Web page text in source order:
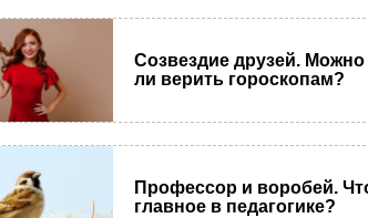
Созвездие друзей. Можно
ли верить гороскопам?
Профессор и воробей.
главное в педагогике?